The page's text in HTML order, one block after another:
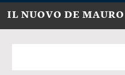
IL NUOVO DE MAURO